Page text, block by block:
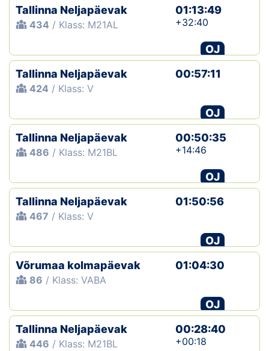
Tallinna Neljapäevak
434 / Klass: M21AL
01:13:49
+32:40
OJ
Tallinna Neljapäevak
424 / Klass: V
00:57:11
OJ
Tallinna Neljapäevak
486 / Klass: M21BL
00:50:35
+14:46
OJ
Tallinna Neljapäevak
467 / Klass: V
01:50:56
OJ
Võrumaa kolmapäevak
86 / Klass: VABA
01:04:30
OJ
Tallinna Neljapäevak
446 / Klass: M21BL
00:28:40
+00:18